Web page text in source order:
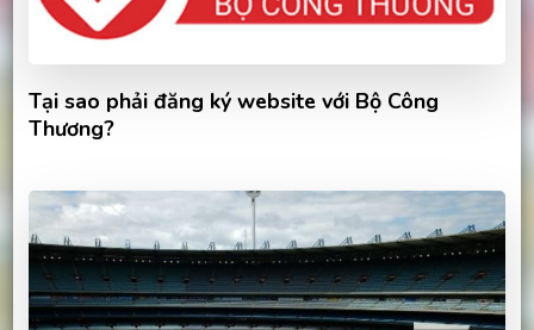
Tại sao phải đăng ký website với Bộ Công
Thương?